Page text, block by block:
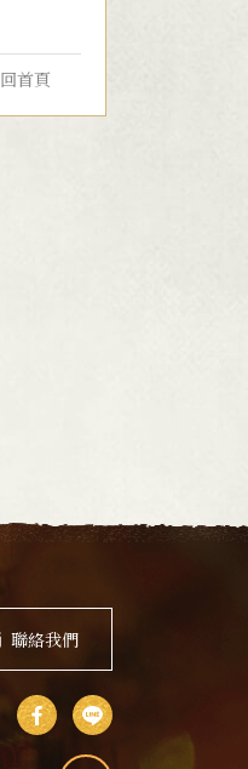
回首頁
聯絡我們